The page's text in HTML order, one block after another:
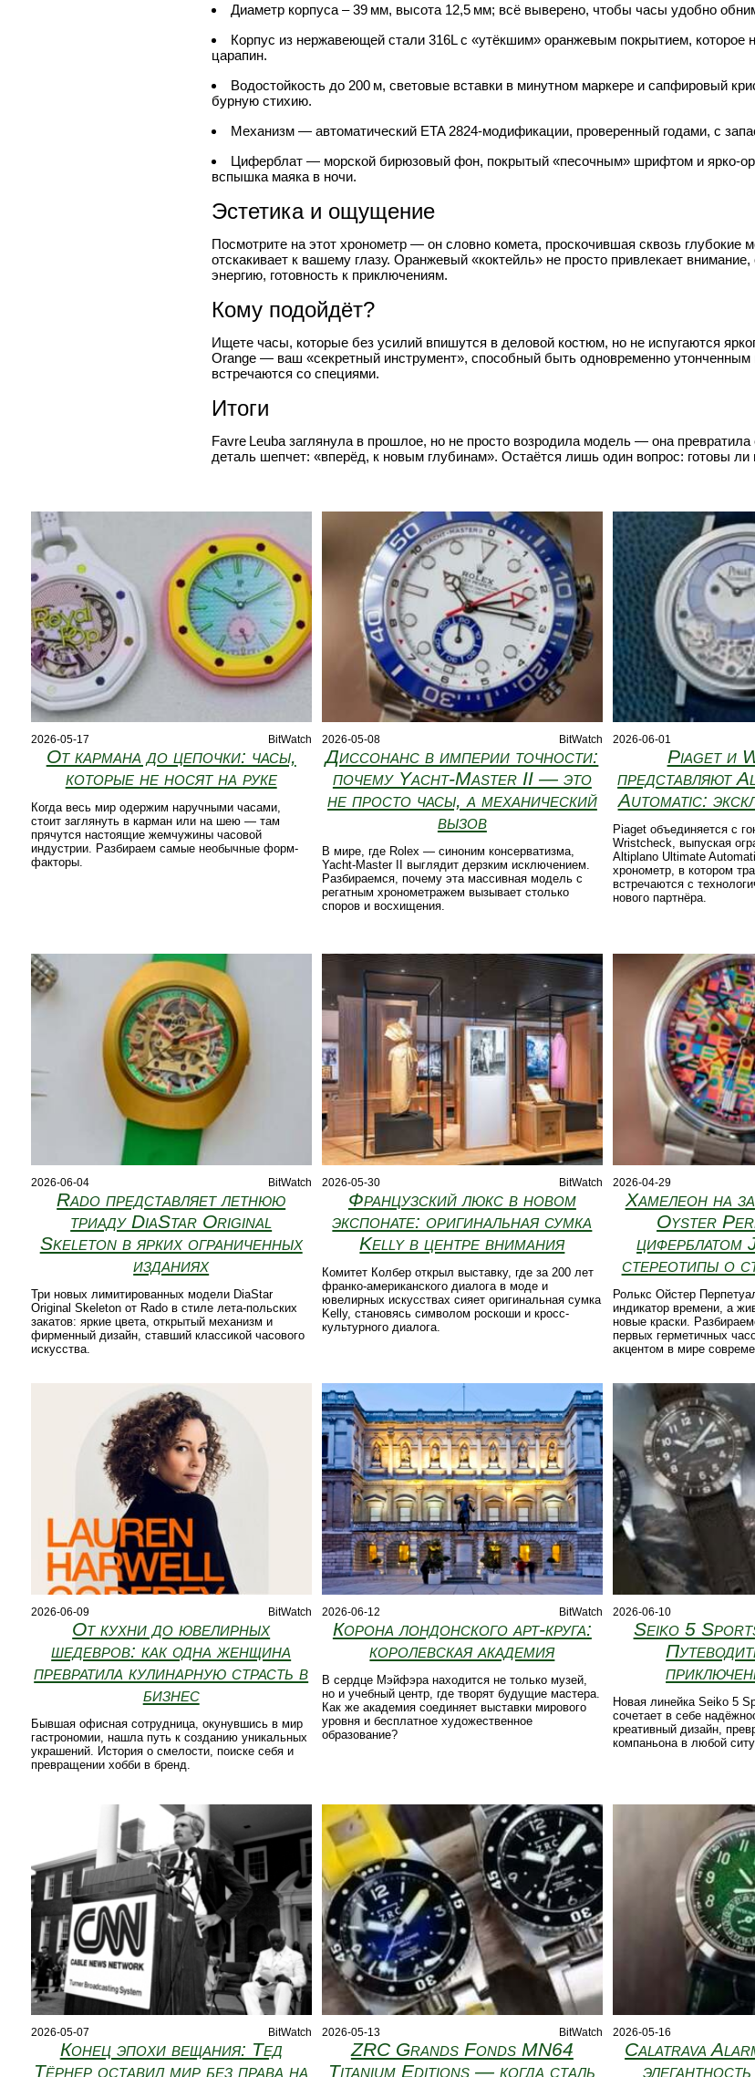
Диаметр корпуса – 39 мм, высота 12,5 мм; всё выверено, чтобы часы удобно
Корпус из нержавеющей стали 316L с «утёкшим» оранжевым покрытием, которое
царапин.
Водостойкость до 200 м, световые вставки в минутном маркере и сапфировый
бурную стихию.
Механизм — автоматический ETA 2824‑модификации, проверенный годами, с
Циферблат — морской бирюзовый фон, покрытый «песочным» шрифтом и
вспышка маяка в ночи.
Эстетика и ощущение
Посмотрите на этот хронометр — он словно комета, проскочившая сквозь глубокие
отскакивает к вашему глазу. Оранжевый «коктейль» не просто привлекает внимание,
энергию, готовность к приключениям.
Кому подойдёт?
Ищете часы, которые без усилий впишутся в деловой костюм, но не испугаются
Orange — ваш «секретный инструмент», способный быть одновременно утонченным
встречаются со специями.
Итоги
Favre Leuba заглянула в прошлое, но не просто возродила модель — она
деталь шепчет: «вперёд, к новым глубинам». Остаётся лишь один вопрос: готовы
2026-05-17 BitWatch
От кармана до цепочки: часы,
которые не носят на руке
Когда весь мир одержим наручными часами,
стоит заглянуть в карман или на шею — там
прячутся настоящие жемчужины часовой
индустрии. Разбираем самые необычные форм-
факторы.
2026-05-08 BitWatch
Диссонанс в империи точности:
почему Yacht-Master II — это
не просто часы, а механический
вызов
В мире, где Rolex — синоним консерватизма,
Yacht-Master II выглядит дерзким исключением.
Разбираемся, почему эта массивная модель с
регатным хронометражем вызывает столько
споров и восхищения.
2026-06-01
Piaget и
представляют
Automatic:
Piaget объединяется с
Wristcheck, выпуская
Altiplano Ultimate
хронометр, в котором
встречаются с
нового партнёра.
2026-06-04 BitWatch
Rado представляет летнюю
триаду DiaStar Original
Skeleton в ярких ограниченных
изданиях
Три новых лимитированных модели DiaStar
Original Skeleton от Rado в стиле лета‑польских
закатов: яркие цвета, открытый механизм и
фирменный дизайн, ставший классикой часового
искусства.
2026-05-30 BitWatch
Французский люкс в новом
экспонате: оригинальная сумка
Kelly в центре внимания
Комитет Колбер открыл выставку, где за 200 лет
франко-американского диалога в моде и
ювелирных искусствах сияет оригинальная сумка
Kelly, становясь символом роскоши и кросс-
культурного диалога.
2026-04-29
Хамелеон на
Oyster
циферблатом
стереотипы о
Ролькс Ойстер
индикатор времени, а
новые краски.
первых герметичных
акцентом в мире
2026-06-09 BitWatch
От кухни до ювелирных
шедевров: как одна женщина
превратила кулинарную страсть в
бизнес
Бывшая офисная сотрудница, окунувшись в мир
гастрономии, нашла путь к созданию уникальных
украшений. История о смелости, поиске себя и
превращении хобби в бренд.
2026-06-12 BitWatch
Корона лондонского арт‑круга:
королевская академия
В сердце Мэйфэра находится не только музей,
но и учебный центр, где творят будущие мастера.
Как же академия соединяет выставки мирового
уровня и бесплатное художественное
образование?
2026-06-10
Seiko 5
Новая линейка Seiko 5
сочетает в себе
креативный дизайн,
компаньона в любой
2026-05-07 BitWatch
Конец эпохи вещания: Тед
Тёрнер оставил мир без права на
2026-05-13 BitWatch
ZRC Grands Fonds MN64
Titanium Editions — когда сталь
2026-05-16
Calatrava